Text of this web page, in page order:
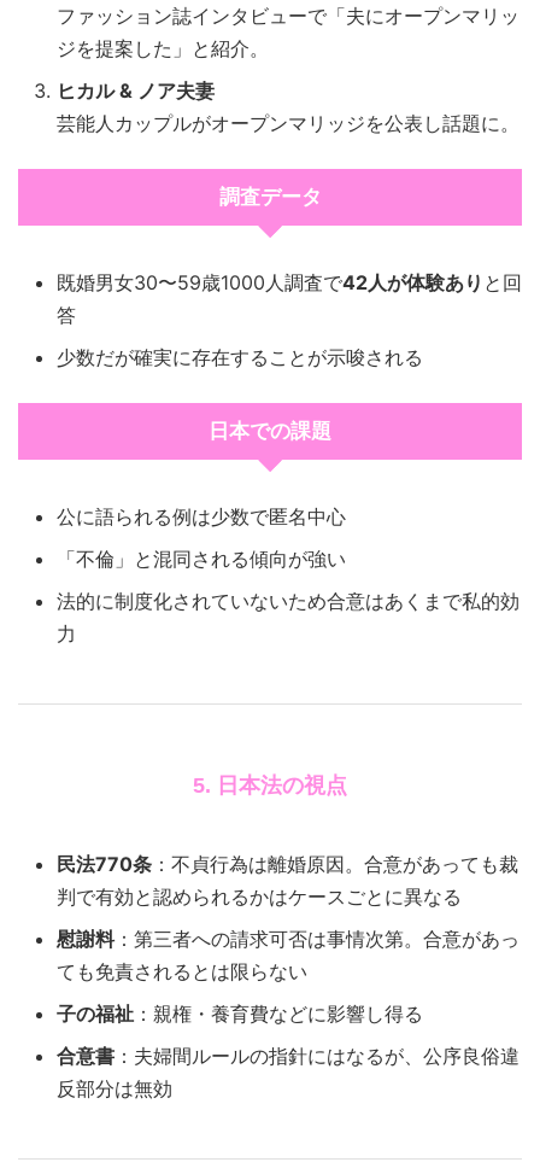
ファッション誌インタビューで「夫にオープンマリッ
ジを提案した」と紹介。
ヒカル & ノア夫妻
芸能人カップルがオープンマリッジを公表し話題に。
調査データ
既婚男女30〜59歳1000人調査で42人が体験あり と回
答
少数だが確実に存在することが示唆される
日本での課題
公に語られる例は少数で匿名中心
「不倫」と混同される傾向が強い
法的に制度化されていないため合意はあくまで私的効
力
5. 日本法の視点
民法770条 ：不貞行為は離婚原因。合意があっても裁
判で有効と認められるかはケースごとに異なる
慰謝料：第三者への請求可否は事情次第。合意があっ
ても免責されるとは限らない
子の福祉 ：親権・養育費などに影響し得る
合意書 ：夫婦間ルールの指針にはなるが、公序良俗違
反部分は無効